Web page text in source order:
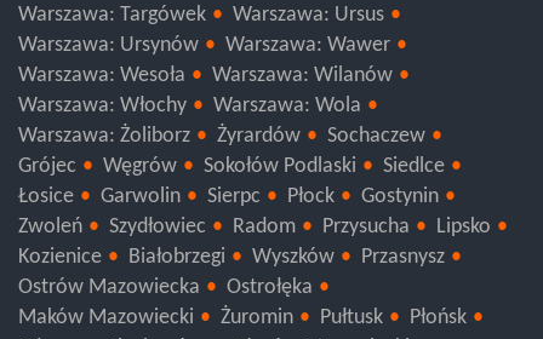
Warszawa: Targówek
Warszawa: Ursus
Warszawa: Ursynów
Warszawa: Wawer
Warszawa: Wesoła
Warszawa: Wilanów
Warszawa: Włochy
Warszawa: Wola
Warszawa: Żoliborz
Żyrardów
Sochaczew
Grójec
Węgrów Sokołów Podlaski
Siedlce
Łosice
Garwolin Sierpc Płock
Gostynin
Zwoleń
Szydłowiec Radom Przysucha
Lipsko
Kozienice
Białobrzegi Wyszków
Przasnysz
Ostrów Mazowiecka
Ostrołęka
Maków Mazowiecki
Żuromin Pułtusk
Płońsk